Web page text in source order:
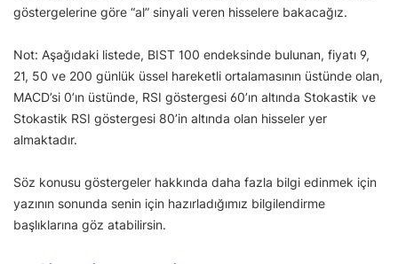
göstergelerine göre “al” sinyali veren hisselere bakacağız.
Not: Aşağıdaki listede, BIST 100 endeksinde bulunan, fiyatı 9,
21, 50 ve 200 günlük üssel hareketli ortalamasının üstünde olan,
MACD’si 0’ın üstünde, RSI göstergesi 60’ın altında Stokastik ve
Stokastik RSI göstergesi 80’in altında olan hisseler yer
almaktadır.
Söz konusu göstergeler hakkında daha fazla bilgi edinmek için
yazının sonunda senin için hazırladığımız bilgilendirme
başlıklarına göz atabilirsin.